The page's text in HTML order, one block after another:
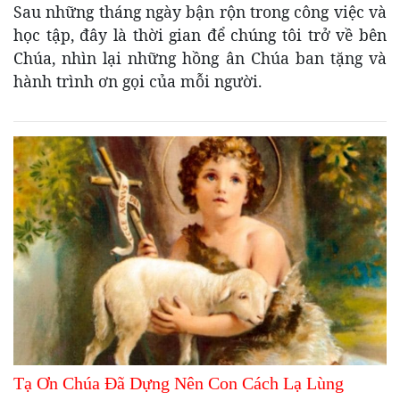
Sau những tháng ngày bận rộn trong công việc và
học tập, đây là thời gian để chúng tôi trở về bên
Chúa, nhìn lại những hồng ân Chúa ban tặng và
hành trình ơn gọi của mỗi người.
Tạ Ơn Chúa Đã Dựng Nên Con Cách Lạ Lùng